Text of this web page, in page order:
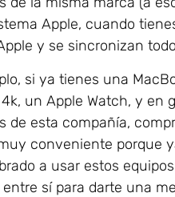
Apple, cuando
y se sincronizan
si ya tienes una
un Apple Watch, y en
de esta compañía,
conveniente porque
a usar estos
sí para darte una